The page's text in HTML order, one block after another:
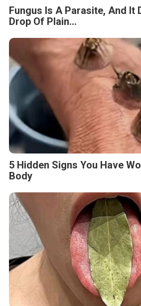
Fungus Is A Parasite, And It
Drop Of Plain...
5 Hidden Signs You Have
Body